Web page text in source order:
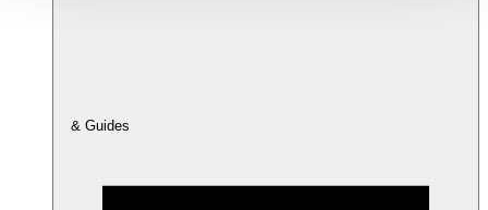
& Guides